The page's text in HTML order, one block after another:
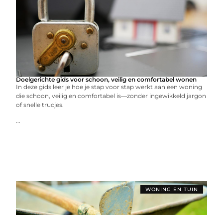
Doelgerichte gids voor schoon, veilig en comfortabel wonen
In deze gids leer je hoe je stap voor stap werkt aan een woning
die schoon, veilig en comfortabel is—zonder ingewikkeld jargon
of snelle trucjes.
...
WONING EN TUIN